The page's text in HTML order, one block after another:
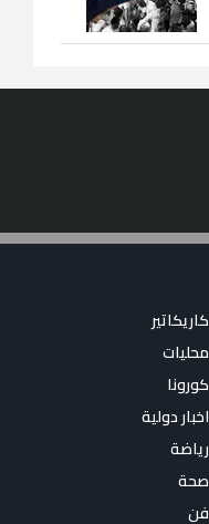
كاريكاتير
محليات
كورونا
اخبار دولية
رياضة
صحة
فن